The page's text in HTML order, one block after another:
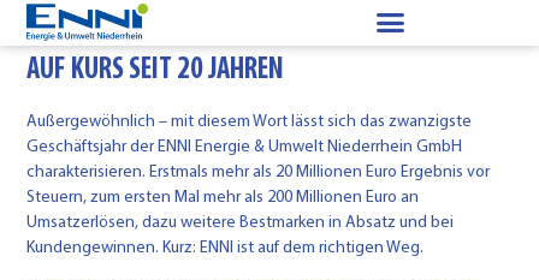
AUF KURS SEIT 20 JAHREN
Außergewöhnlich – mit diesem Wort lässt sich das zwanzigste
Geschäftsjahr der ENNI Energie & Umwelt Niederrhein GmbH
charakterisieren. Erstmals mehr als 20 Millionen Euro Ergebnis vor
Steuern, zum ersten Mal mehr als 200 Millionen Euro an
Umsatzerlösen, dazu weitere Bestmarken in Absatz und bei
Kundengewinnen. Kurz: ENNI ist auf dem richtigen Weg.